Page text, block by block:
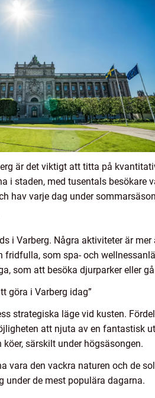
är det viktigt att titta på
i staden, med tusentals besökare
hav varje dag under
i Varberg. Några aktiviteter är
som spa- och
som att besöka djurparker eller
göra i Varberg idag”
strategiska läge vid kusten.
att njuta av en fantastisk
särskilt under högsäsongen.
vara den vackra naturen och de
under de mest populära dagarna.